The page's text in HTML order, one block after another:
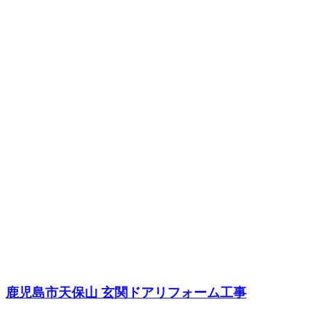
鹿児島市天保山 玄関ドアリフォーム工事